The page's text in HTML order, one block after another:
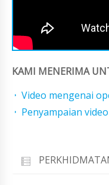
KAMI MENERIMA
Video mengenai
Penyampaian